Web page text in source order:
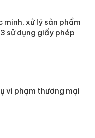
minh, xử lý sản phẩm
sử dụng giấy phép
vi phạm thương